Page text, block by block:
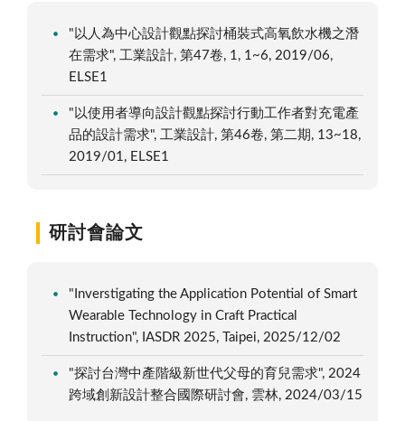
"以人為中心設計觀點探討桶裝式高氧飲水機之潛
在需求", 工業設計, 第47卷, 1, 1~6, 2019/06,
ELSE1
"以使用者導向設計觀點探討行動工作者對充電產
品的設計需求", 工業設計, 第46卷, 第二期, 13~18,
2019/01, ELSE1
研討會論文
"Inverstigating the Application Potential of Smart
Wearable Technology in Craft Practical
Instruction", IASDR 2025, Taipei, 2025/12/02
"探討台灣中產階級新世代父母的育兒需求", 2024
跨域創新設計整合國際研討會, 雲林, 2024/03/15